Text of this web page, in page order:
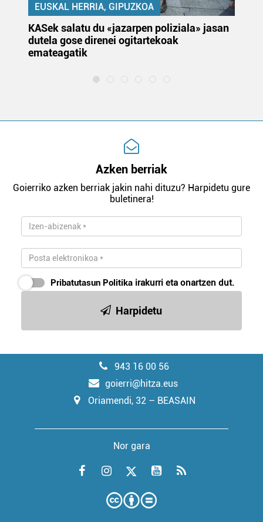
EUSKAL HERRIA, GIPUZKOA
KASek salatu du «jazarpen poliziala» jasan
dutela gose direnei ogitartekoak
emateagatik
Azken berriak
Goierriko azken berriak jakin nahi dituzu? Harpidetu gure
buletinera!
Pribatutasun Politika irakurri eta onartzen dut.
Harpidetu
943 16 00 56
goierri@hitza.eus
Oriamendi, 32 – BEASAIN
Nor gara